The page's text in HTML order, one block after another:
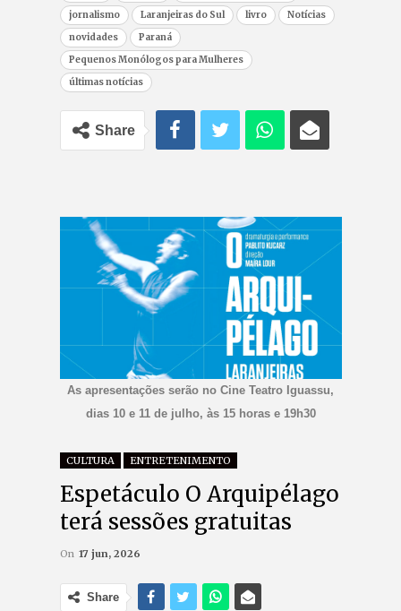
jornalismo
Laranjeiras do Sul livro
Notícias
novidades
Paraná
Pequenos Monólogos para Mulheres
últimas notícias
Share
As apresentações serão no Cine Teatro Iguassu,
dias 10 e 11 de julho, às 15 horas e 19h30
CULTURA ENTRETENIMENTO
Espetáculo O Arquipélago
terá sessões gratuitas
On 17 jun, 2026
Share